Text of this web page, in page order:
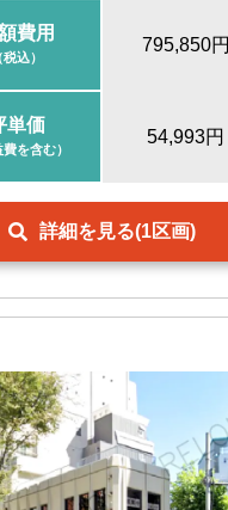
費用
込）
795,850円
単価
を含む）
54,993円
詳細を見る(1区画)